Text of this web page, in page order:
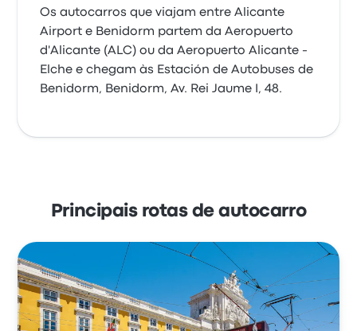
Os autocarros que viajam entre Alicante
Airport e Benidorm partem da Aeropuerto
d'Alicante (ALC) ou da Aeropuerto Alicante -
Elche e chegam às Estación de Autobuses de
Benidorm, Benidorm, Av. Rei Jaume I, 48.
Principais rotas de autocarro